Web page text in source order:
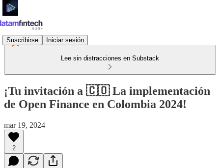
Suscribirse Iniciar sesión
Lee sin distracciones en Substack
¡Tu invitación a 🇨🇴 La implementación
de Open Finance en Colombia 2024!
mar 19, 2024
2